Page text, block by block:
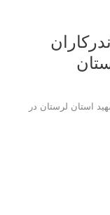
رهبر انقلاب با دست‌اندرکاران کنگره ۶۵۰۰ شهید استان لرستان در